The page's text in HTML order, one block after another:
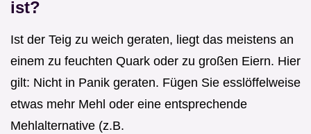
ist?
Ist der Teig zu weich geraten, liegt das meistens an
einem zu feuchten Quark oder zu großen Eiern. Hier
gilt: Nicht in Panik geraten. Fügen Sie esslöffelweise
etwas mehr Mehl oder eine entsprechende
Mehlalternative (z.B.